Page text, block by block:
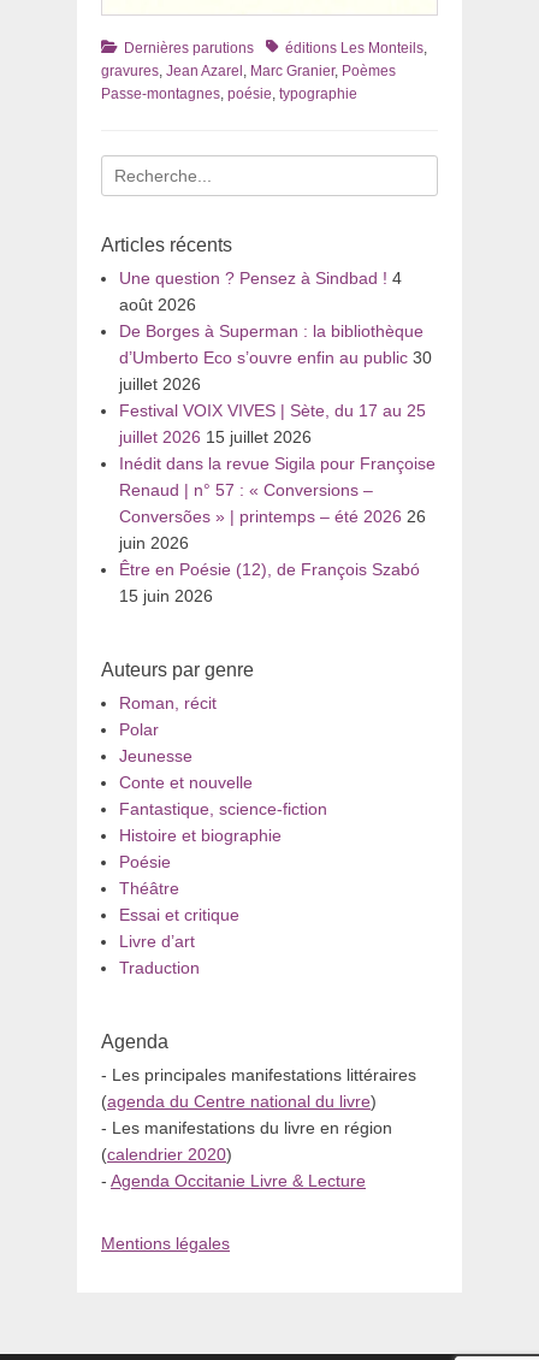
Catégories
Dernières parutions Tagséditions Les Monteils,
gravures, Jean Azarel , Marc Granier, Poèmes
Passe-montagnes, poésie, typographie
Recherche
pour
Articles récents
Une question ? Pensez à Sindbad ! 4
août 2026
De Borges à Superman : la bibliothèque
d’Umberto Eco s’ouvre enfin au public 30
juillet 2026
Festival VOIX VIVES | Sète, du 17 au 25
juillet 2026 15 juillet 2026
Inédit dans la revue Sigila pour Françoise
Renaud | n° 57 : « Conversions –
Conversões » | printemps – été 2026 26
juin 2026
Être en Poésie (12), de François Szabó
15 juin 2026
Auteurs par genre
Roman, récit
Polar
Jeunesse
Conte et nouvelle
Fantastique, science-fiction
Histoire et biographie
Poésie
Théâtre
Essai et critique
Livre d’art
Traduction
Agenda
- Les principales manifestations littéraires
(agenda du Centre national du livre)
- Les manifestations du livre en région
(calendrier 2020)
- Agenda Occitanie Livre & Lecture
Mentions légales